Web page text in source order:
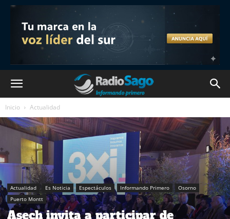
Inicio Actualidad
Actualidad Es Noticia Espectáculos Informando Primero
Osorno
Puerto Montt
Asech invita a participar de